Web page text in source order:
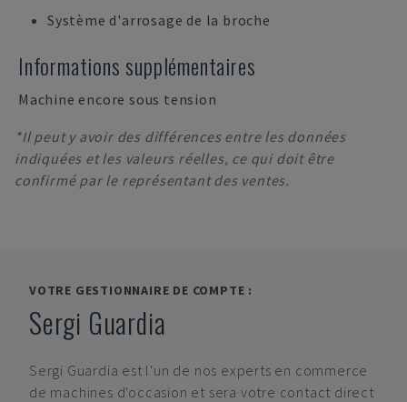
Système d'arrosage de la broche
Informations supplémentaires
Machine encore sous tension
*Il peut y avoir des différences entre les données
indiquées et les valeurs réelles, ce qui doit être
confirmé par le représentant des ventes.
VOTRE GESTIONNAIRE DE COMPTE :
Sergi Guardia
Sergi Guardia est l'un de nos experts en commerce
de machines d'occasion et sera votre contact direct